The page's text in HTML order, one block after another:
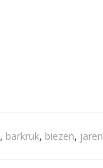
, barkruk, biezen,